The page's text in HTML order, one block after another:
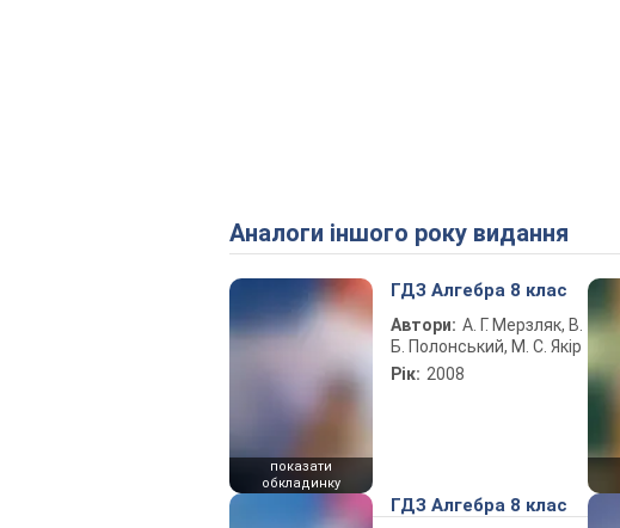
Аналоги іншого року видання
показати
обкладинку
ГДЗ Алгебра 8 клас
Автори: А. Г. Мерзляк, В.
Б. Полонський, М. С. Якір
Рік: 2008
ГДЗ Алгебра 8 клас